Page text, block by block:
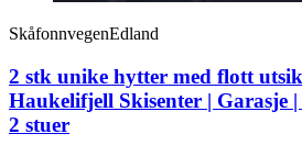
SkåfonnvegenEdland
2 stk unike hytter med flott
Haukelifjell Skisenter | Garasje
2 stuer